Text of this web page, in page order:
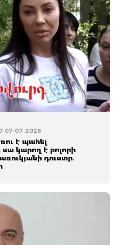
07-07-2026
է պահել
կարող է բոլորի
դուստր․